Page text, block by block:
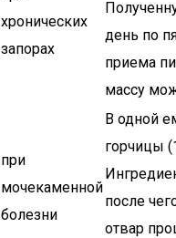
хронических
запорах
день по
приема
массу
при
мочекаменной
болезни
В одной
горчицы
после
отвар